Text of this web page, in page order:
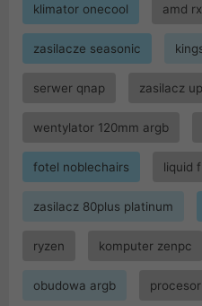
klimator onecool amd
zasilacze seasonic
serwer qnap zasilacz
wentylator 120mm argb
fotel noblechairs liquid
zasilacz 80plus platinum
ryzen komputer zenpc
obudowa argb procesor